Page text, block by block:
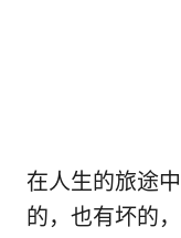
在人生的旅途
的，也有坏的